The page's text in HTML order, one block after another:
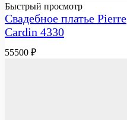
Быстрый просмотр
Свадебное платье Pierre
Cardin 4330
55500 ₽